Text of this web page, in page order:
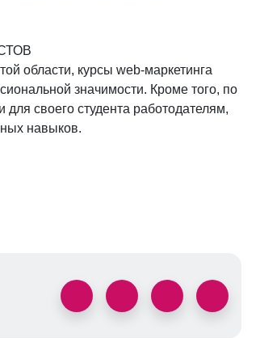
области, курсы web-маркетинга
значимости. Кроме того, по
своего студента работодателям,
навыков.